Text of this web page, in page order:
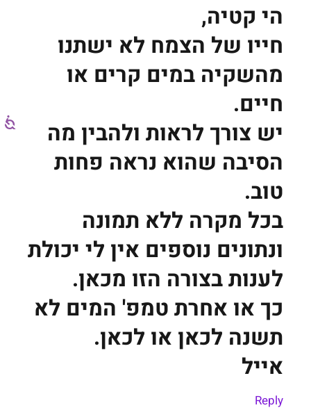
הי קטיה,
חייו של הצמח לא ישתנו
מהשקיה במים קרים או
חיים.
יש צורך לראות ולהבין מה
הסיבה שהוא נראה פחות
טוב.
בכל מקרה ללא תמונה
ונתונים נוספים אין לי יכולת
לענות בצורה הזו מכאן.
כך או אחרת טמפ' המים לא
תשנה לכאן או לכאן.
אייל
Reply